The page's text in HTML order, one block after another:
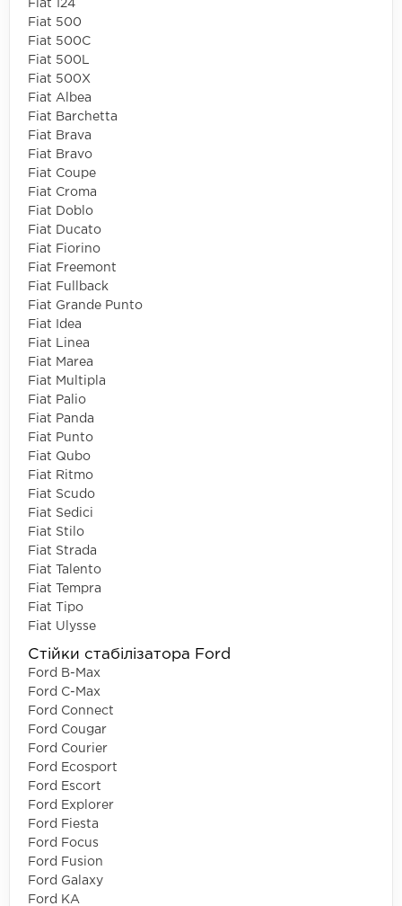
Fiat 124
Fiat 500
Fiat 500C
Fiat 500L
Fiat 500X
Fiat Albea
Fiat Barchetta
Fiat Brava
Fiat Bravo
Fiat Coupe
Fiat Croma
Fiat Doblo
Fiat Ducato
Fiat Fiorino
Fiat Freemont
Fiat Fullback
Fiat Grande Punto
Fiat Idea
Fiat Linea
Fiat Marea
Fiat Multipla
Fiat Palio
Fiat Panda
Fiat Punto
Fiat Qubo
Fiat Ritmo
Fiat Scudo
Fiat Sedici
Fiat Stilo
Fiat Strada
Fiat Talento
Fiat Tempra
Fiat Tipo
Fiat Ulysse
Стійки стабілізатора Ford
Ford B-Max
Ford C-Max
Ford Connect
Ford Cougar
Ford Courier
Ford Ecosport
Ford Escort
Ford Explorer
Ford Fiesta
Ford Focus
Ford Fusion
Ford Galaxy
Ford KA